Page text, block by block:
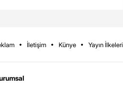
İletişim Künye Yayın İlkeleri